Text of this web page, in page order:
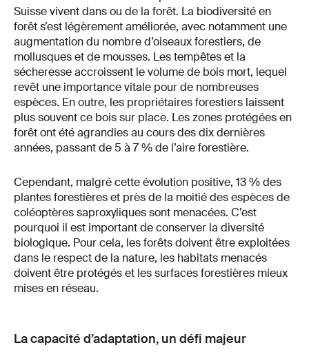
Suisse vivent dans ou de la forêt. La biodiversité en
forêt s’est légèrement améliorée, avec notamment une
augmentation du nombre d’oiseaux forestiers, de
mollusques et de mousses. Les tempêtes et la
sécheresse accroissent le volume de bois mort, lequel
revêt une importance vitale pour de nombreuses
espèces. En outre, les propriétaires forestiers laissent
plus souvent ce bois sur place. Les zones protégées en
forêt ont été agrandies au cours des dix dernières
années, passant de 5 à 7 % de l’aire forestière.
Cependant, malgré cette évolution positive, 13 % des
plantes forestières et près de la moitié des espèces de
coléoptères saproxyliques sont menacées. C’est
pourquoi il est important de conserver la diversité
biologique. Pour cela, les forêts doivent être exploitées
dans le respect de la nature, les habitats menacés
doivent être protégés et les surfaces forestières mieux
mises en réseau.
La capacité d’adaptation, un défi majeur